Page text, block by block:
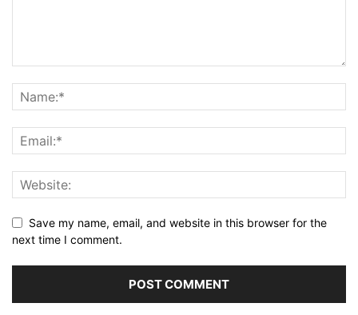
Save my name, email, and website in this browser for the
next time I comment.